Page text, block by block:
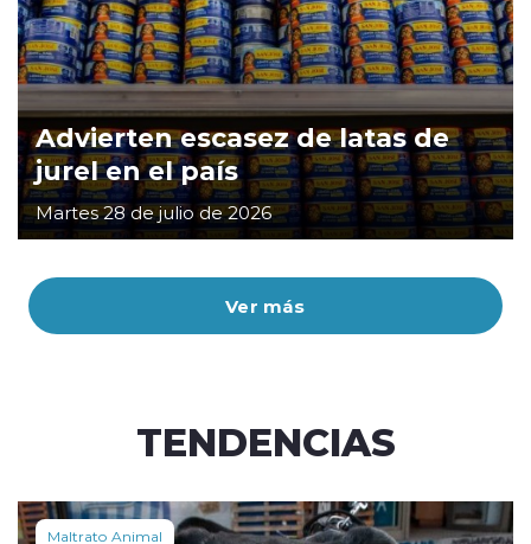
Ver más
Advierten escasez de latas de
jurel en el país
Martes 28 de julio de 2026
TENDENCIAS
Maltrato Animal